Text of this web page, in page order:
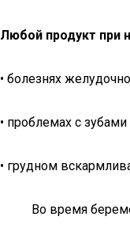
Любой продукт при
• болезнях
• проблемах с
• грудном
Во время